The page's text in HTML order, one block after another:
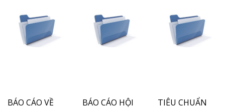
BÁO CÁO VỀ
BÁO CÁO HỘI
TIÊU CHUẨN